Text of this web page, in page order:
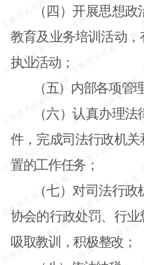
（四）开展思想
教育及业务培训活动
执业活动；
（五）内部各项管
（六）认真办理
件，完成司法行政机
置的工作任务；
（七）对司法行
协会的行政处罚、行
吸取教训，积极整改；